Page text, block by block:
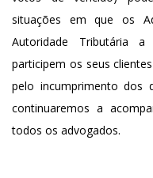
situações em que os
Autoridade Tributária
participem os seus
pelo incumprimento dos
continuaremos a
todos os advogados.